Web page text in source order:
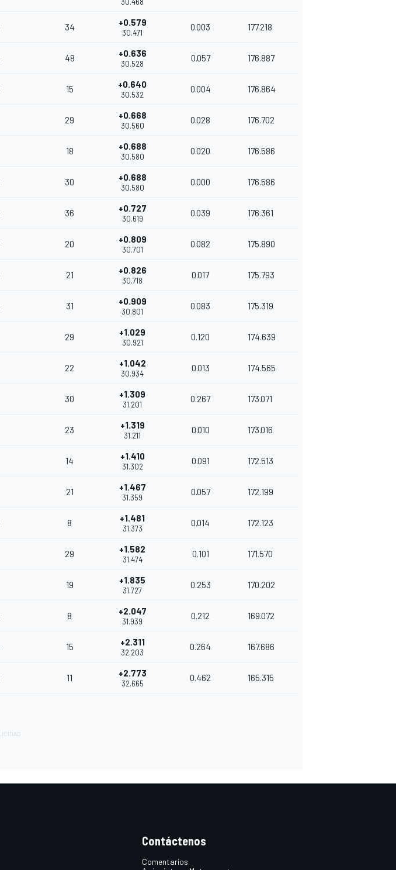
34 +0.579
30.471
0.003 177.218
48 +0.636
30.528
0.057 176.887
15 +0.640
30.532
0.004 176.864
29 +0.668
30.560
0.028 176.702
18 +0.688
30.580
0.020 176.586
30 +0.688
30.580
0.000 176.586
36 +0.727
30.619
0.039 176.361
20 +0.809
30.701
0.082 175.890
21 +0.826
30.718
0.017 175.793
31 +0.909
30.801
0.083 175.319
29 +1.029
30.921
0.120 174.639
22 +1.042
30.934
0.013 174.565
30 +1.309
31.201
0.267 173.071
23 +1.319
31.211
0.010 173.016
14 +1.410
31.302
0.091 172.513
21 +1.467
31.359
0.057 172.199
8 +1.481
31.373
0.014 172.123
29 +1.582
31.474
0.101 171.570
19 +1.835
31.727
0.253 170.202
8 +2.047
31.939
0.212 169.072
15 +2.311
32.203
0.264 167.686
11 +2.773
32.665
0.462 165.315
Contáctenos
Comentarios